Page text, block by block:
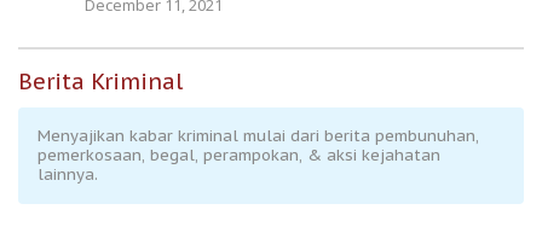
December 11, 2021
Berita Kriminal
Menyajikan kabar kriminal mulai dari berita pembunuhan,
pemerkosaan, begal, perampokan, & aksi kejahatan
lainnya.